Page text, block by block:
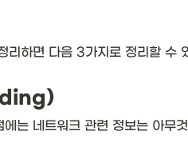
리하면 다음 3가지로 정리할 수
는 네트워크 관련 정보는 아무